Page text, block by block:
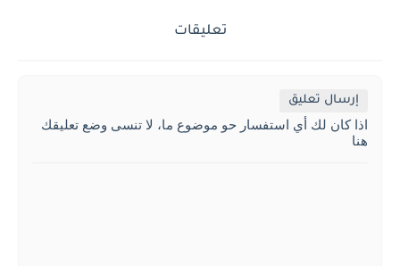
تعليقات
إرسال تعليق
اذا كان لك أي استفسار حو موضوع ما، لا تنسى وضع تعليقك
هنا